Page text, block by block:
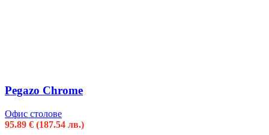
Pegazo Chrome
Офис столове
95.89 € (187.54 лв.)